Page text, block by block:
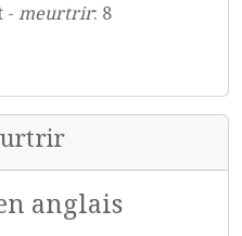
- meurtrir: 8
anglais